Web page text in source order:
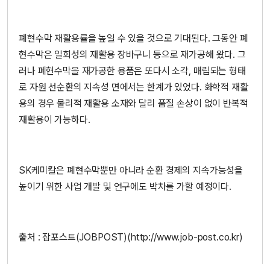
폐현수막 재활용률을 높일 수 있을 것으로 기대된다. 그동안 폐
현수막은 일회성의 재활용 장바구니 등으로 재가공해 왔다. 그
러나 폐현수막을 재가공한 용품은 또다시 소각, 매립되는 형태
로 자원 선순환의 지속성 면에서는 한계가 있었다. 화학적 재활
용의 경우 물리적 재활용 소재와 달리 품질 손상이 없이 반복적
재활용이 가능하다.
SK케미칼은 폐현수막뿐만 아니라 순환 경제의 지속가능성을
높이기 위한 사업 개발 및 연구에도 박차를 가할 예정이다.
출처 : 잡포스트(JOBPOST)(http://www.job-post.co.kr)